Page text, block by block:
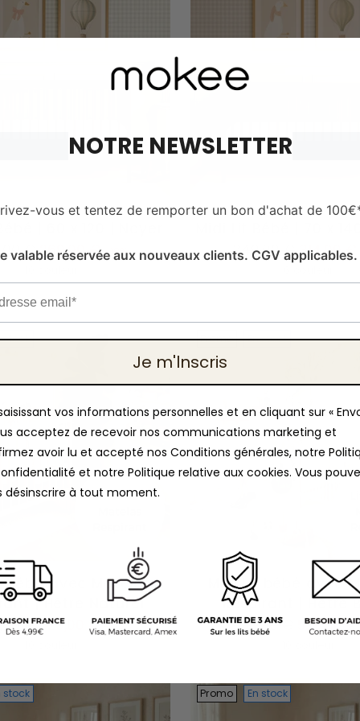
€ 269,00 € -10%
Prix
349,00 € 314,00 €
stock
bébé avec Matelas
| Hêtre Naturel
€ 529,00 € -12%
Promo En stock
Mini Lit bébé avec
Respirant | Hêtre
Prix
598,00 € 529,00 €
stock Promo En stock
NOTRE NEWSLETTER
vous et tentez de remporter un bon d'achat de
valable réservée aux nouveaux clients. CGV applicables.
Je m'lnscris
vos informations personnelles et en cliquant sur «
acceptez de recevoir nos communications marketing et
avoir lu et accepté nos Conditions générales, notre
et notre Politique relative aux cookies. Vous
désinscrire à tout moment.